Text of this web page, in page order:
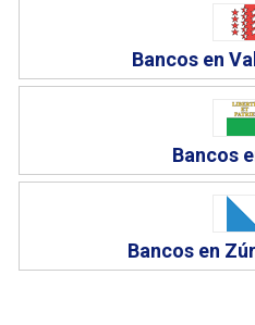
Bancos en
Bancos
Bancos en